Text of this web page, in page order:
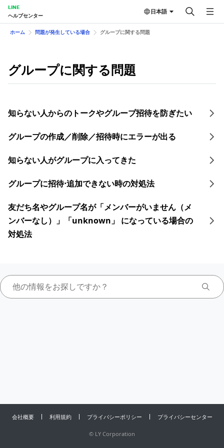
LINE
ヘルプセンター
日本語
ホーム 問題が発生している場合 グループに関する問題
グループに関する問題
知らない人からのトークやグループ招待を防ぎたい
グループの作成／削除／招待時にエラーが出る
知らない人がグループに入ってきた
グループに招待⋅追加できない時の対処法
友だち名やグループ名が「メンバーがいません（メ
ンバーなし）」「unknown」 になっている場合の
対処法
会社概要 利用規約 プライバシーポリシー プライバシーセンター
© LY Corporation